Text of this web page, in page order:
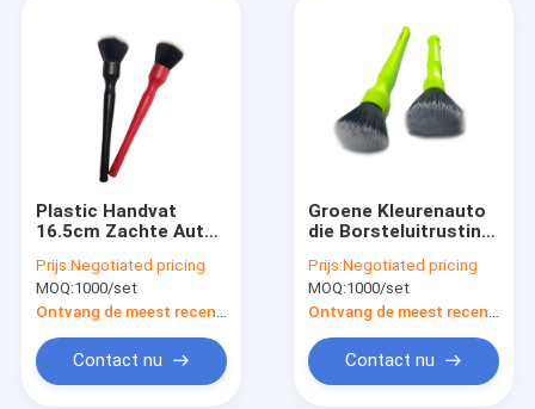
Plastic Handvat
16.5cm Zachte Auto
Borstels voor
Autobinnenland
Prijs:Negotiated pricing
MOQ:1000/set
Contact nu
Groene Kleurenauto
die Borsteluitrusting
Zachte PBT-
Gloeidraad
Prijs:Negotiated pricing
MOQ:1000/set
Contact nu